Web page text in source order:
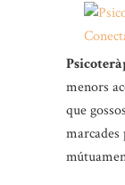
menors
que